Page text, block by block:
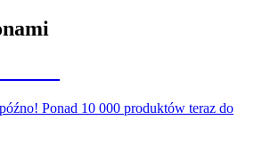
Ponad 10 000 produktów teraz do